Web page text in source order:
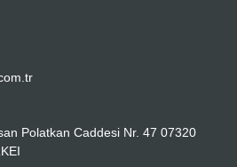
Polatkan Caddesi Nr. 47 07320